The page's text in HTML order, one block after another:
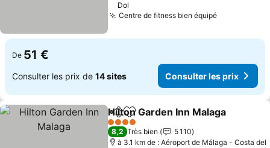
Dol
Centre de fitness bien équipé
De 51 €
Consulter les prix de 14 sites Consulter les prix
PartagerAjouter à mes favoris
Hilton Garden Inn Malaga
4 Étoiles
8,2 Très bien
5 110
à 3.1 km de : Aéroport de Málaga - Costa del